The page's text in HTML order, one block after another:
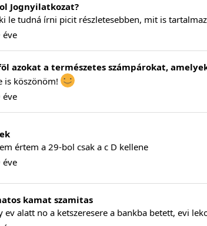
Jognyilatkozat?
le tudná írni picit részletesebben, mit is
éve
azokat a természetes számpárokat,
is köszönöm!
éve
értem a 29-bol csak a c D kellene
éve
kamat szamitas
ev alatt no a ketszeresere a bankba betett, evi